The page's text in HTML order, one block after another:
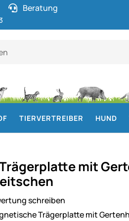
Beratung
TIERVERTREIBER HUND
mit
schreiben